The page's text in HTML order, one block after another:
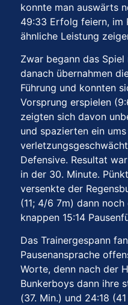
konnte man auswärts
49:33 Erfolg feiern, im
ähnliche Leistung
Zwar begann das
danach übernahmen
Führung und konnten
Vorsprung erspielen
zeigten sich davon
und spazierten ein
Defensive. Resultat
in der 30. Minute.
versenkte der
(11; 4/6 7m) dann
knappen 15:14
Das Trainergespann
Pausenansprache
Worte, denn nach der
Bunkerboys dann ihre
(37. Min.) und 24:18